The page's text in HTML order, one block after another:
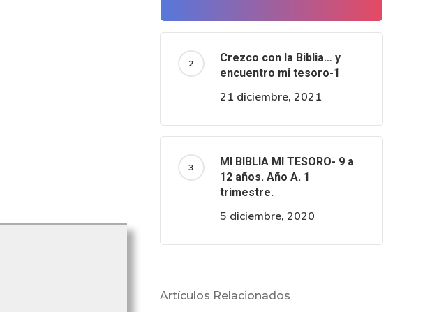
Crezco con la Biblia… y
encuentro mi tesoro-1
21 diciembre, 2021
MI BIBLIA MI TESORO- 9 a
12 años. Año A. 1
trimestre.
5 diciembre, 2020
Artículos Relacionados